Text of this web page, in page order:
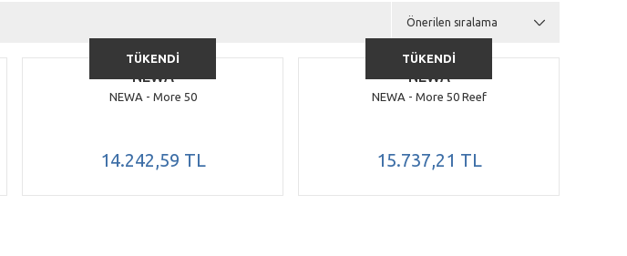
TÜKENDİ
NEWA
NEWA - More 50
14.242,59 TL
TÜKENDİ
NEWA
NEWA - More 50 Reef
15.737,21 TL